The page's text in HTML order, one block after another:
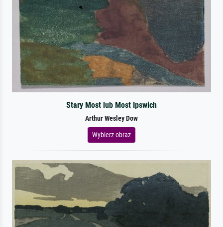
Stary Most lub Most Ipswich
Arthur Wesley Dow
Wybierz obraz